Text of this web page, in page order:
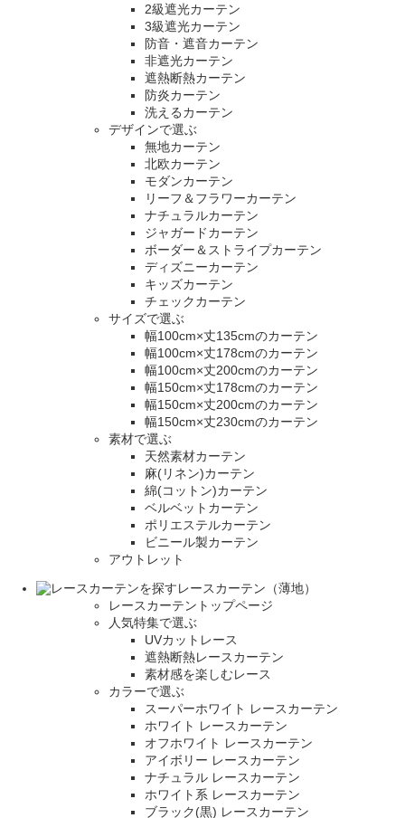
2級遮光カーテン
3級遮光カーテン
防音・遮音カーテン
非遮光カーテン
遮熱断熱カーテン
防炎カーテン
洗えるカーテン
デザインで選ぶ
無地カーテン
北欧カーテン
モダンカーテン
リーフ＆フラワーカーテン
ナチュラルカーテン
ジャガードカーテン
ボーダー＆ストライプカーテン
ディズニーカーテン
キッズカーテン
チェックカーテン
サイズで選ぶ
幅100cm×丈135cmのカーテン
幅100cm×丈178cmのカーテン
幅100cm×丈200cmのカーテン
幅150cm×丈178cmのカーテン
幅150cm×丈200cmのカーテン
幅150cm×丈230cmのカーテン
素材で選ぶ
天然素材カーテン
麻(リネン)カーテン
綿(コットン)カーテン
ベルベットカーテン
ポリエステルカーテン
ビニール製カーテン
アウトレット
レースカーテン（薄地）
レースカーテントップページ
人気特集で選ぶ
UVカットレース
遮熱断熱レースカーテン
素材感を楽しむレース
カラーで選ぶ
スーパーホワイト レースカーテン
ホワイト レースカーテン
オフホワイト レースカーテン
アイボリー レースカーテン
ナチュラル レースカーテン
ホワイト系 レースカーテン
ブラック(黒) レースカーテン